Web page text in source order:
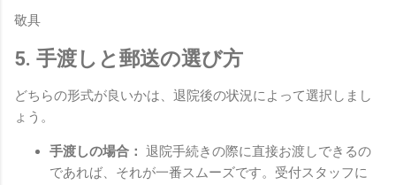
敬具
5. 手渡しと郵送の選び方
どちらの形式が良いかは、退院後の状況によって選択しまし
ょう。
手渡しの場合： 退院手続きの際に直接お渡しできるの
であれば、それが一番スムーズです。受付スタッフに